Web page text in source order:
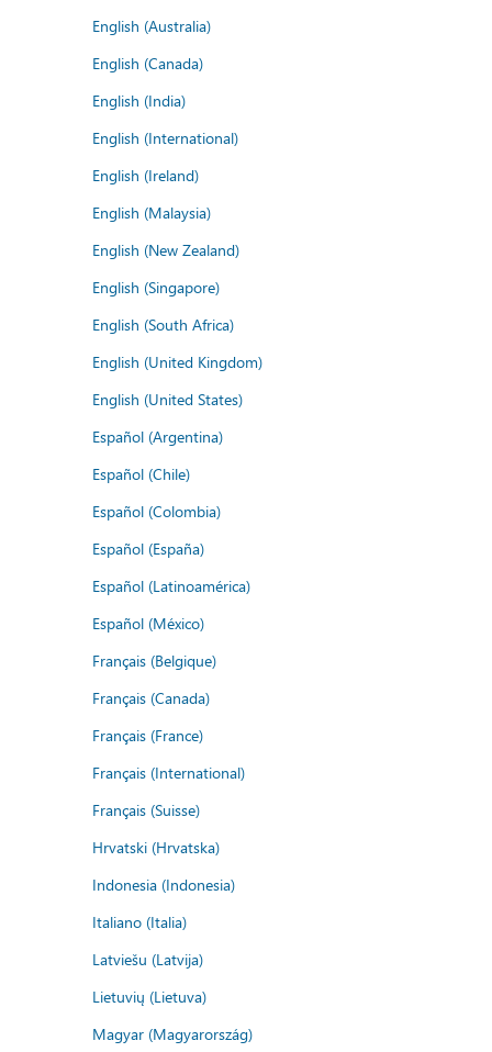
English (Australia)
English (Canada)
English (India)
English (International)
English (Ireland)
English (Malaysia)
English (New Zealand)
English (Singapore)
English (South Africa)
English (United Kingdom)
English (United States)
Español (Argentina)
Español (Chile)
Español (Colombia)
Español (España)
Español (Latinoamérica)
Español (México)
Français (Belgique)
Français (Canada)
Français (France)
Français (International)
Français (Suisse)
Hrvatski (Hrvatska)
Indonesia (Indonesia)
Italiano (Italia)
Latviešu (Latvija)
Lietuvių (Lietuva)
Magyar (Magyarország)